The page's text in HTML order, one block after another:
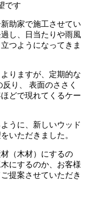
です
助家で施工させてい
し、日当たりや雨風
つようになってきま
りますが、定期的な
り、 表面のささく
どで現れてくるケー
うに、新しいウッド
いただきました。
（木材）にするの
にするのか、お客様
提案させていただき